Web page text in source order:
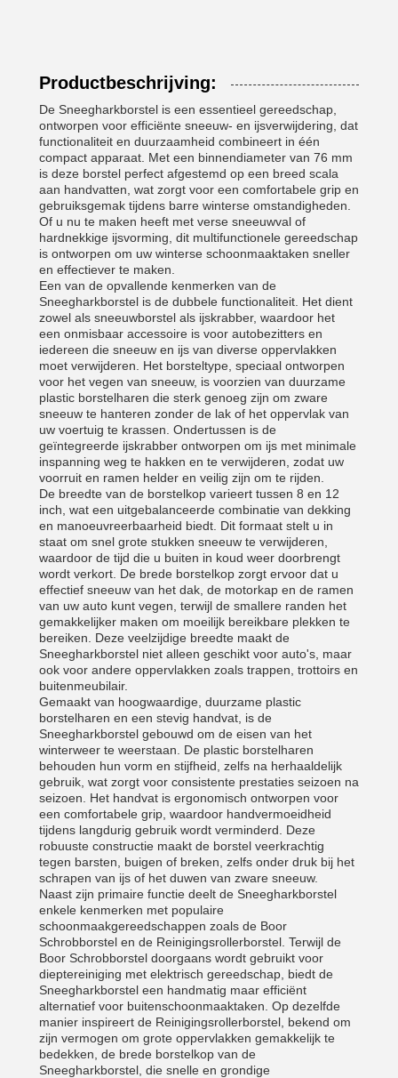
Productbeschrijving:
De Sneegharkborstel is een essentieel gereedschap,
ontworpen voor efficiënte sneeuw- en ijsverwijdering, dat
functionaliteit en duurzaamheid combineert in één
compact apparaat. Met een binnendiameter van 76 mm
is deze borstel perfect afgestemd op een breed scala
aan handvatten, wat zorgt voor een comfortabele grip en
gebruiksgemak tijdens barre winterse omstandigheden.
Of u nu te maken heeft met verse sneeuwval of
hardnekkige ijsvorming, dit multifunctionele gereedschap
is ontworpen om uw winterse schoonmaaktaken sneller
en effectiever te maken.
Een van de opvallende kenmerken van de
Sneegharkborstel is de dubbele functionaliteit. Het dient
zowel als sneeuwborstel als ijskrabber, waardoor het
een onmisbaar accessoire is voor autobezitters en
iedereen die sneeuw en ijs van diverse oppervlakken
moet verwijderen. Het borsteltype, speciaal ontworpen
voor het vegen van sneeuw, is voorzien van duurzame
plastic borstelharen die sterk genoeg zijn om zware
sneeuw te hanteren zonder de lak of het oppervlak van
uw voertuig te krassen. Ondertussen is de
geïntegreerde ijskrabber ontworpen om ijs met minimale
inspanning weg te hakken en te verwijderen, zodat uw
voorruit en ramen helder en veilig zijn om te rijden.
De breedte van de borstelkop varieert tussen 8 en 12
inch, wat een uitgebalanceerde combinatie van dekking
en manoeuvreerbaarheid biedt. Dit formaat stelt u in
staat om snel grote stukken sneeuw te verwijderen,
waardoor de tijd die u buiten in koud weer doorbrengt
wordt verkort. De brede borstelkop zorgt ervoor dat u
effectief sneeuw van het dak, de motorkap en de ramen
van uw auto kunt vegen, terwijl de smallere randen het
gemakkelijker maken om moeilijk bereikbare plekken te
bereiken. Deze veelzijdige breedte maakt de
Sneegharkborstel niet alleen geschikt voor auto's, maar
ook voor andere oppervlakken zoals trappen, trottoirs en
buitenmeubilair.
Gemaakt van hoogwaardige, duurzame plastic
borstelharen en een stevig handvat, is de
Sneegharkborstel gebouwd om de eisen van het
winterweer te weerstaan. De plastic borstelharen
behouden hun vorm en stijfheid, zelfs na herhaaldelijk
gebruik, wat zorgt voor consistente prestaties seizoen na
seizoen. Het handvat is ergonomisch ontworpen voor
een comfortabele grip, waardoor handvermoeidheid
tijdens langdurig gebruik wordt verminderd. Deze
robuuste constructie maakt de borstel veerkrachtig
tegen barsten, buigen of breken, zelfs onder druk bij het
schrapen van ijs of het duwen van zware sneeuw.
Naast zijn primaire functie deelt de Sneegharkborstel
enkele kenmerken met populaire
schoonmaakgereedschappen zoals de Boor
Schrobborstel en de Reinigingsrollerborstel. Terwijl de
Boor Schrobborstel doorgaans wordt gebruikt voor
dieptereiniging met elektrisch gereedschap, biedt de
Sneegharkborstel een handmatig maar efficiënt
alternatief voor buitenschoonmaaktaken. Op dezelfde
manier inspireert de Reinigingsrollerborstel, bekend om
zijn vermogen om grote oppervlakken gemakkelijk te
bedekken, de brede borstelkop van de
Sneegharkborstel, die snelle en grondige